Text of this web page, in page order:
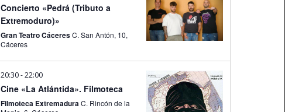
Concierto «Pedrá (Tributo a
Extremoduro)»
Gran Teatro CáceresC. San Antón, 10,
Cáceres
Cine «La Atlántida». Filmoteca
20:30-22:00
Filmoteca ExtremaduraC. Rincón de la